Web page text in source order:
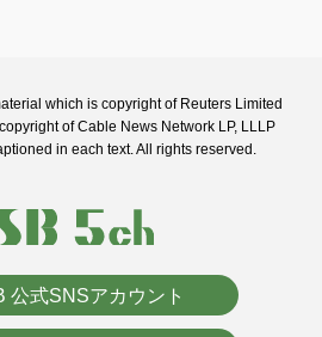
which is copyright of Reuters Limited
of Cable News Network LP, LLLP
in each text. All rights reserved.
公式SNSアカウント